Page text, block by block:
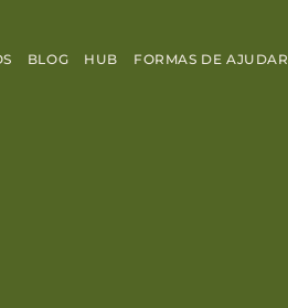
BLOG HUB FORMAS DE AJUDAR